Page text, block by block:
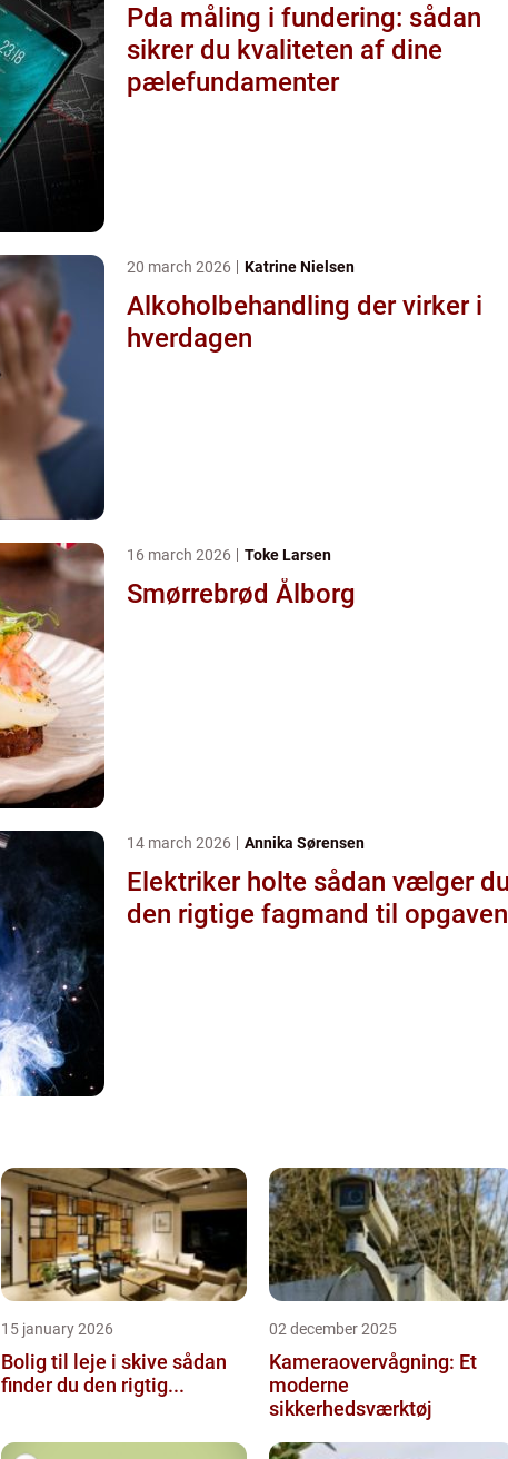
Pda måling i fundering: sådan
sikrer du kvaliteten af dine
pælefundamenter
20 march 2026 Katrine Nielsen
Alkoholbehandling der virker i
hverdagen
16 march 2026 Toke Larsen
Smørrebrød Ålborg
14 march 2026 Annika Sørensen
Elektriker holte sådan vælger du
den rigtige fagmand til opgaven
15 january 2026
Bolig til leje i skive sådan
finder du den rigtig...
02 december 2025
Kameraovervågning: Et
moderne
sikkerhedsværktøj